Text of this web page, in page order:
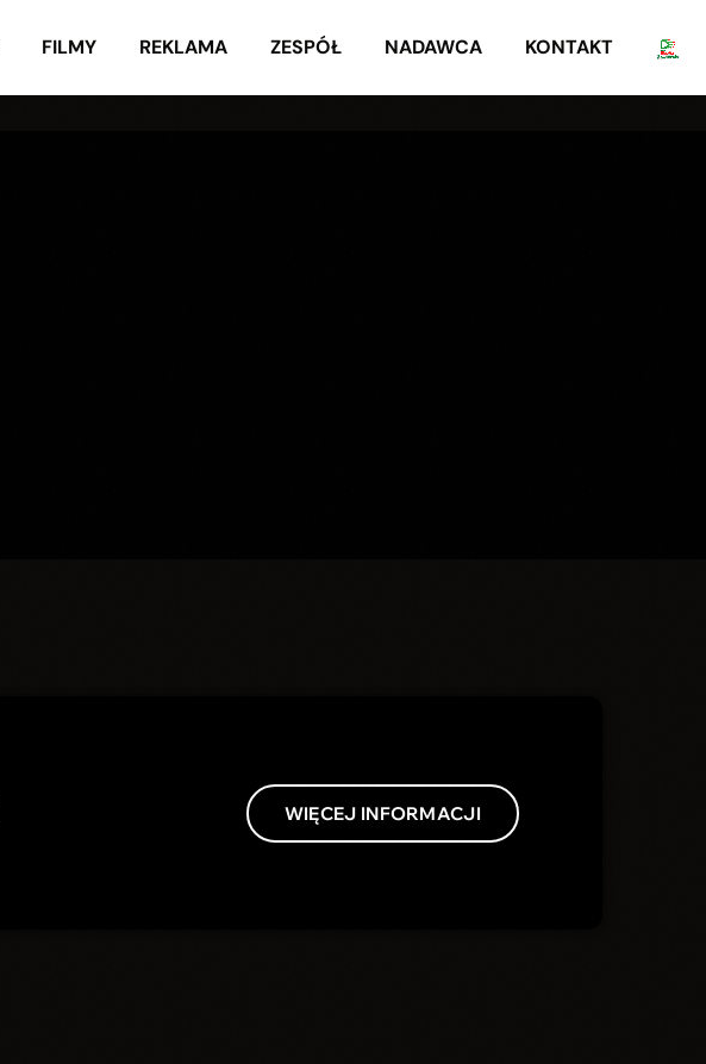
FILMY REKLAMA ZESPÓŁ NADAWCA KONTAKT
WIĘCEJ INFORMACJI